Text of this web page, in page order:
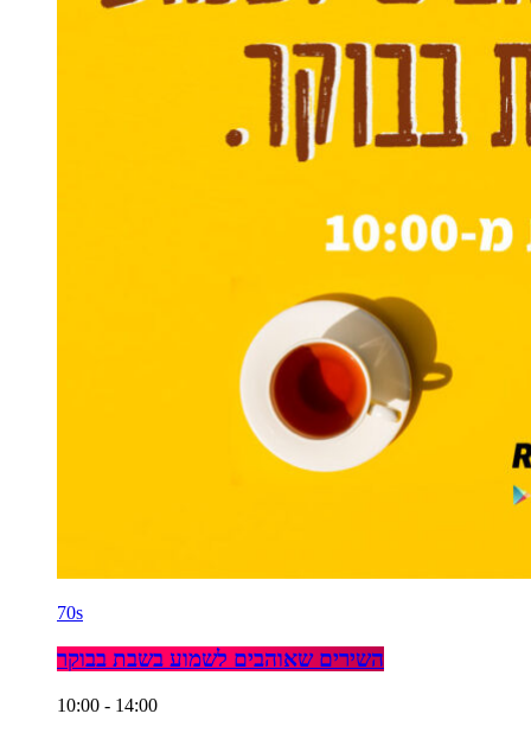
70s
השירים שאוהבים לשמוע בשבת בבוקר
10:00 - 14:00